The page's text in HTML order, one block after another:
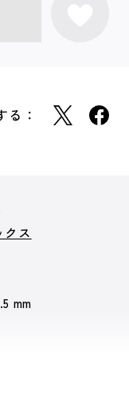
る：
クス
mm